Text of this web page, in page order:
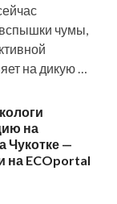
вспышки чумы,
на дикую …
на
Чукотке —
на ECOportal